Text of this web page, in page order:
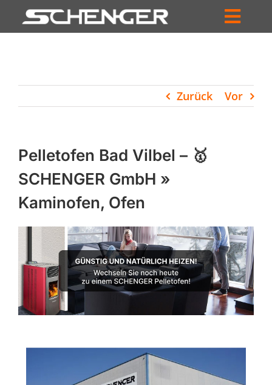
Inhalt
HÄNDLERSUCHE
UNTERNEHMEN
PROFIL
WARENKORB
PRODUCTS
SEARCH
Zurück Vor
Pelletofen Bad Vilbel – 🥇
SCHENGER GmbH »
Kaminofen, Ofen